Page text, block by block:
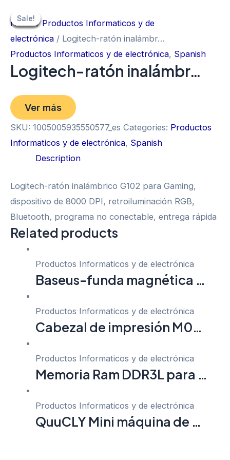
content
Home/Productos Informaticos y de
electrónica / Logitech-ratón inalámbr…
Productos Informaticos y de electrónica, Spanish
Logitech-ratón inalámbr…
Ver más
SKU: 1005005935550577_es Categories: Productos
Informaticos y de electrónica, Spanish
Description
Logitech-ratón inalámbrico G102 para Gaming,
dispositivo de 8000 DPI, retroiluminación RGB,
Bluetooth, programa no conectable, entrega rápida
Related products
Sale!
Sale!
Productos Informaticos y de electrónica
Baseus-funda magnética …
Productos Informaticos y de electrónica
Cabezal de impresión M0…
Sale!
Sale!
Productos Informaticos y de electrónica
Memoria Ram DDR3L para …
Sale!
Sale!
Productos Informaticos y de electrónica
QuuCLY Mini máquina de …